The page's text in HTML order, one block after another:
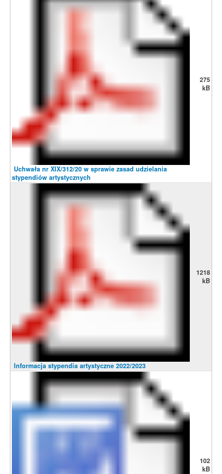
Uchwała nr XIX/312/20 w sprawie zasad udzielania
stypendiów artystycznych
275
kB
Informacja stypendia artystyczne 2022/2023
1218
kB
102
kB